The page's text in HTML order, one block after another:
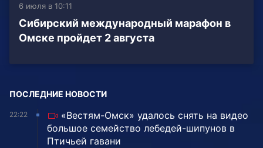
6 июля в 10:11
Сибирский международный марафон в
Омске пройдет 2 августа
ПОСЛЕДНИЕ НОВОСТИ
22:22
«Вестям-Омск» удалось снять на видео
большое семейство лебедей-шипунов в
Птичьей гавани